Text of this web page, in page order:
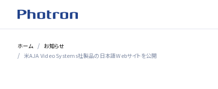
ホーム
お知らせ
米AJA Video Systems社製品の日本語Webサイトを公開